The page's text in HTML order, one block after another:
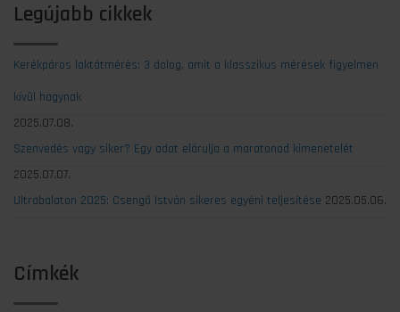
Legújabb cikkek
Kerékpáros laktátmérés: 3 dolog, amit a klasszikus mérések figyelmen
kívül hagynak
2025.07.08.
Szenvedés vagy siker? Egy adat elárulja a maratonod kimenetelét
2025.07.07.
Ultrabalaton 2025: Csengő István sikeres egyéni teljesítése 2025.05.06.
Címkék